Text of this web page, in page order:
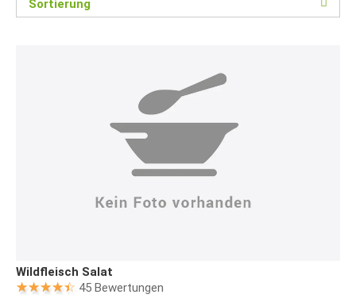
Sortierung
Wildfleisch Salat
45 Bewertungen